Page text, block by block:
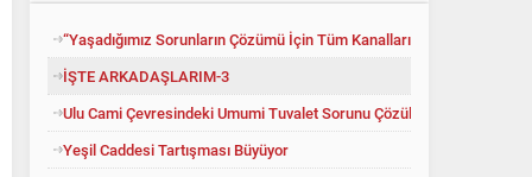
“Yaşadığımız Sorunların Çözümü İçin Tüm Kanalları Denedik”
İŞTE ARKADAŞLARIM-3
Ulu Cami Çevresindeki Umumi Tuvalet Sorunu Çözüldü
Yeşil Caddesi Tartışması Büyüyor